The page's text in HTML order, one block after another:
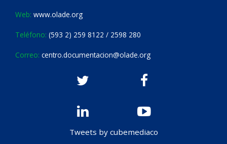
Web: www.olade.org
Teléfono: (593 2) 259 8122 / 2598 280
Correo: centro.documentacion@olade.org
Tweets by cubemediaco